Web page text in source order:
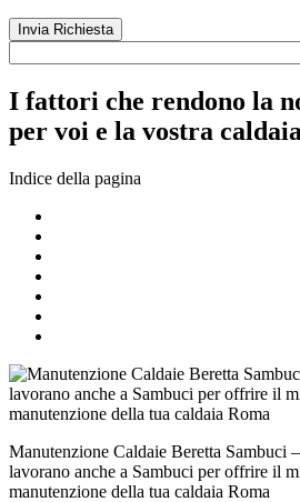
I fattori che rendono la
per voi e la vostra caldaia
Indice della pagina
Manutenzione Caldaie Beretta Sambuci
lavorano anche a Sambuci per offrire il
manutenzione della tua caldaia Roma